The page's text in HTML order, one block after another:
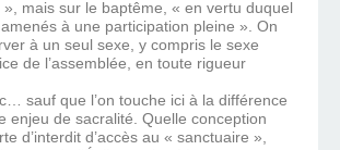
», mais sur le baptême, « en vertu duquel
à une participation pleine ». On
à un seul sexe, y compris le sexe
de l’assemblée, en toute rigueur
sauf que l’on touche ici à la différence
enjeu de sacralité. Quelle conception
d’interdit d’accès au « sanctuaire »,